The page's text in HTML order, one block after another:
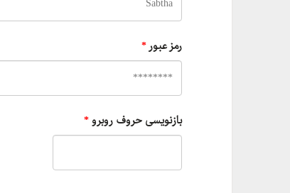
رمز عبور*
بازنویسی حروف روبرو*